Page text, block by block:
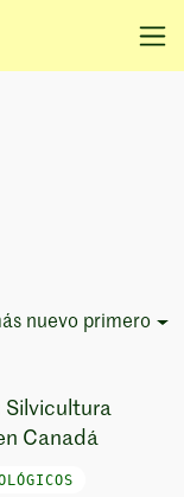
nuevo primero
Silvicultura
Canadá